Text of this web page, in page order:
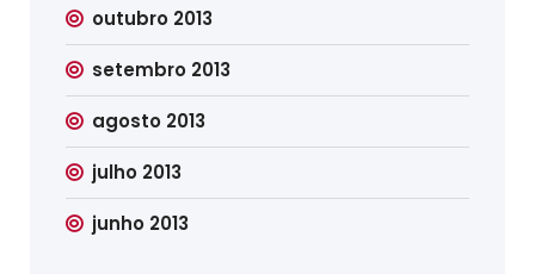
outubro 2013
setembro 2013
agosto 2013
julho 2013
junho 2013